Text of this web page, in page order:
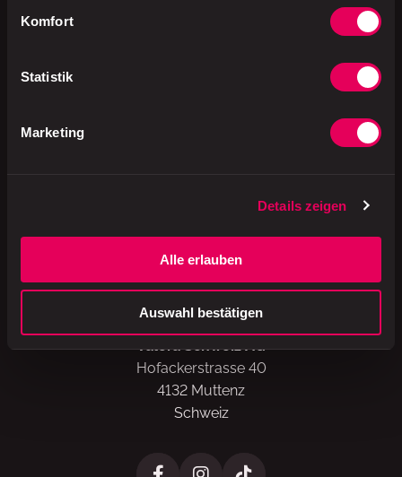
Komfort
Statistik
Marketing
Details zeigen
Alle erlauben
Auswahl bestätigen
Komm vorbei und geniesse
A brand of
Hofackerstrasse 40
4132 Muttenz
Schweiz